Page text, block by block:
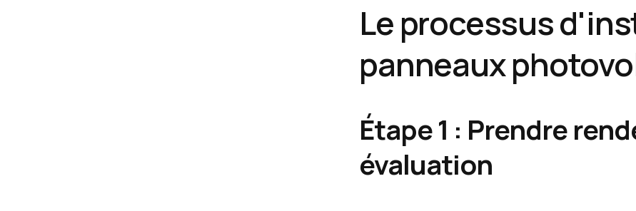
Le processus
panneaux
Étape 1 : Prendre
évaluation